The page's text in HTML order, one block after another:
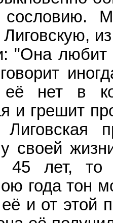
сословию.
Лиговскую,
"Она любит
её нет в
и грешит
Лиговская
своей
45 лет,
года тон
её и от этой